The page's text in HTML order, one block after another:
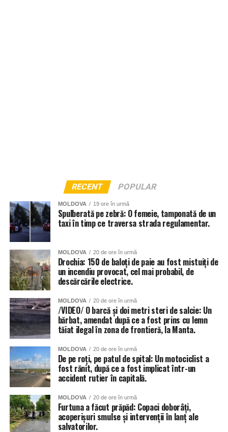
Și instituțiile de învățământ din Chișinău au fost grav
grădinițe din sectoarele Botanica, Buiucani, Centru și
Râșcani. Totuși autoritățile dau asigurări că situația va fi
remediată în cel mai scurt timp.
Inundat a fost și teatrul de Operă și Balet Maria Bieșu, sub
presiunea apei de pe acoperiș, au cedat două țevi.
RECENT POPULAR
MOLDOVA 19 ore în urmă
Spulberată pe zebră: O femeie, tamponată de un
taxi în timp ce traversa strada regulamentar.
MOLDOVA 20 de ore în urmă
Drochia: 150 de baloți de paie au fost mistuiți de
un incendiu provocat, cel mai probabil, de
descărcările electrice.
MOLDOVA 20 de ore în urmă
/VIDEO/ O barcă și doi metri steri de salcie: Un
bărbat, amendat după ce a fost prins cu lemn
tăiat ilegal în zona de frontieră, la Manta.
MOLDOVA 20 de ore în urmă
De pe roți, pe patul de spital: Un motociclist a
fost rănit, după ce a fost implicat într-un
accident rutier în capitală.
MOLDOVA 20 de ore în urmă
Furtuna a făcut prăpăd: Copaci doborâți,
acoperișuri smulse și intervenții în lanț ale
salvatorilor.